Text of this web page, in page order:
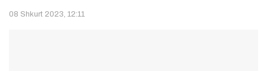
08 Shkurt 2023, 12:11